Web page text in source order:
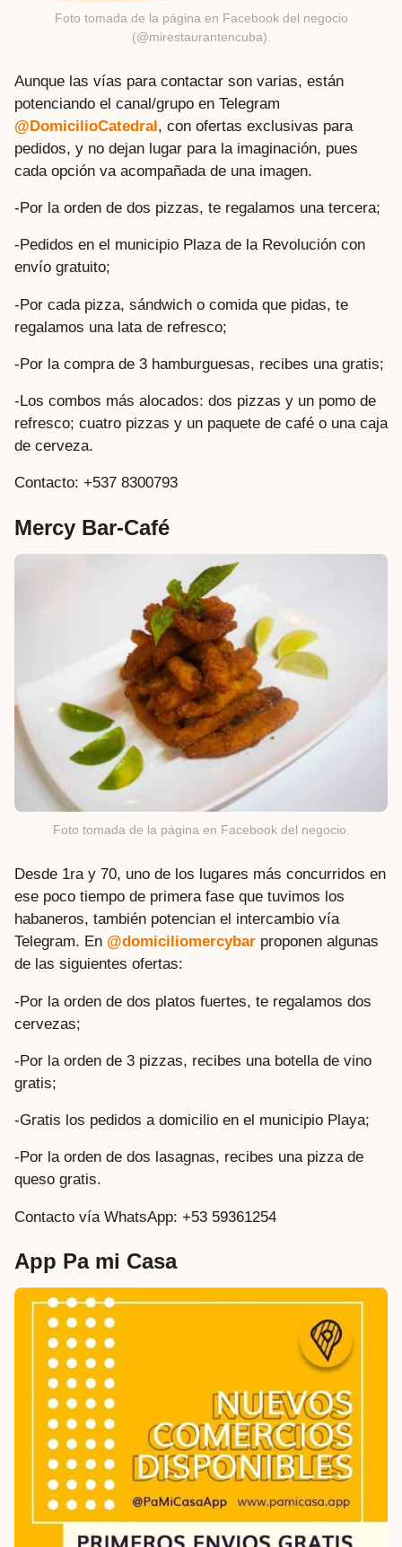
Foto tomada de la página en Facebook del negocio
(@mirestaurantencuba).
Aunque las vías para contactar son varias, están
potenciando el canal/grupo en Telegram
@DomicilioCatedral, con ofertas exclusivas para
pedidos, y no dejan lugar para la imaginación, pues
cada opción va acompañada de una imagen.
-Por la orden de dos pizzas, te regalamos una tercera;
-Pedidos en el municipio Plaza de la Revolución con
envío gratuito;
-Por cada pizza, sándwich o comida que pidas, te
regalamos una lata de refresco;
-Por la compra de 3 hamburguesas, recibes una gratis;
-Los combos más alocados: dos pizzas y un pomo de
refresco; cuatro pizzas y un paquete de café o una caja
de cerveza.
Contacto: +537 8300793
Mercy Bar-Café
Foto tomada de la página en Facebook del negocio.
Desde 1ra y 70, uno de los lugares más concurridos en
ese poco tiempo de primera fase que tuvimos los
habaneros, también potencian el intercambio vía
Telegram. En @domiciliomercybar proponen algunas
de las siguientes ofertas:
-Por la orden de dos platos fuertes, te regalamos dos
cervezas;
-Por la orden de 3 pizzas, recibes una botella de vino
gratis;
-Gratis los pedidos a domicilio en el municipio Playa;
-Por la orden de dos lasagnas, recibes una pizza de
queso gratis.
Contacto vía WhatsApp: +53 59361254
App Pa mi Casa